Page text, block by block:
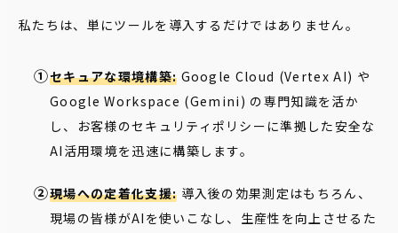
私たちは、単にツールを導入するだけではありません。
セキュアな環境構築: Google Cloud (Vertex AI) や
Google Workspace (Gemini) の専門知識を活か
し、お客様のセキュリティポリシーに準拠した安全な
AI活用環境を迅速に構築します。
現場への定着化支援: 導入後の効果測定はもちろん、
現場の皆様がAIを使いこなし、生産性を向上させるた